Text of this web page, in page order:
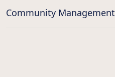
Community Management